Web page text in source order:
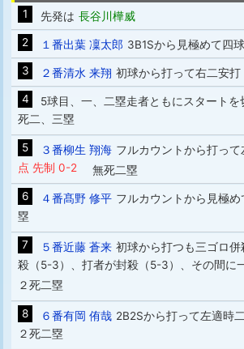
1
先発は 長谷川樺威
2
１番出葉 凜太郎 3B1Sから見極めて四
3
２番清水 来翔 初球から打って右二安
4
5球目、一、二塁走者ともにスタート
死二、三塁
5 ３番柳生 翔海 フルカウントから打っ
点 先制 0-2
無死二塁
6
４番髙野 修平 フルカウントから見極
塁
7 ５番近藤 蒼来 初球から打つも三ゴロ
殺（5-3）、打者が封殺（5-3）、その間に
２死二塁
8 ６番有岡 侑哉 2B2Sから打って左適時
２死二塁